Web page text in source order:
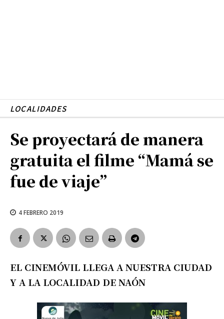
LOCALIDADES
Se proyectará de manera
gratuita el filme “Mamá se
fue de viaje”
4 FEBRERO 2019
EL CINEMÓVIL LLEGA A NUESTRA CIUDAD
Y A LA LOCALIDAD DE NAÓN